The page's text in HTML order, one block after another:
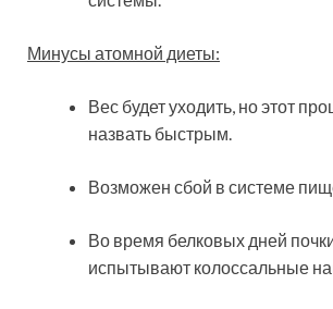
Минусы атомной диеты:
Вес будет уходить, но этот
назвать быстрым.
Возможен сбой в системе
Во время белковых дней
испытывают колоссальные